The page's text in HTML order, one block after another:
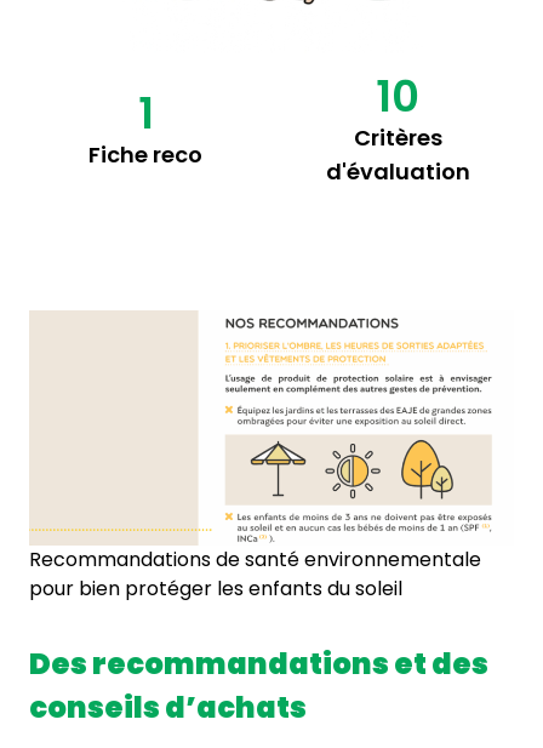
1
Fiche reco
10
Critères
d'évaluation
Recommandations de santé environnementale
pour bien protéger les enfants du soleil
Des recommandations et des
conseils d’achats